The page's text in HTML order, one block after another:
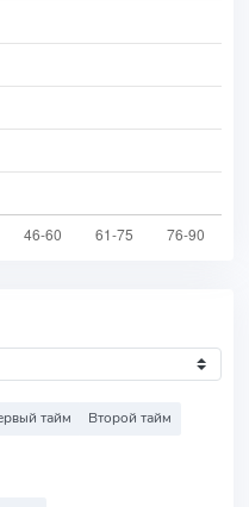
тайм Второй тайм